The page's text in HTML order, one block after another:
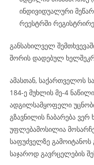
ინდივიდუალური
რეესტრში
განსახილველ
შორის დადებულ
ამასთან, საქართველოს
184-ე მუხლის მე-4
ადგილსამყოფელი
გზავნილის ჩაბარება
უფლებამოსილია
საფუძველზე
საჯაროდ გავრცელების